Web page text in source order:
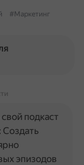
#Маркетинг
подкаст
эпизодов